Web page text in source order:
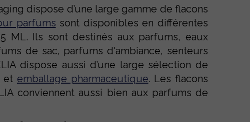
dispose d’une large gamme de flacons
parfums sont disponibles en différentes
ML. Ils sont destinés aux parfums, eaux
de sac, parfums d'ambiance, senteurs
dispose aussi d’une large sélection de
et emballage pharmaceutique. Les flacons
conviennent aussi bien aux parfums de